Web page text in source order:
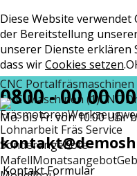
Diese Website verwendet
der Bereitstellung
unserer Dienste erklären
dass wirCookies setzen.
CNC Portalfräsmaschinen
CNC-Maschinen (1)CNC
Fräsmotoren
Lohnarbeit Fräs Service
Sonderangebote
MafellMonatsangebot
0800 - 00 00
Mo. bis Fr. von 10:00 Uhr
Kontakt Formular